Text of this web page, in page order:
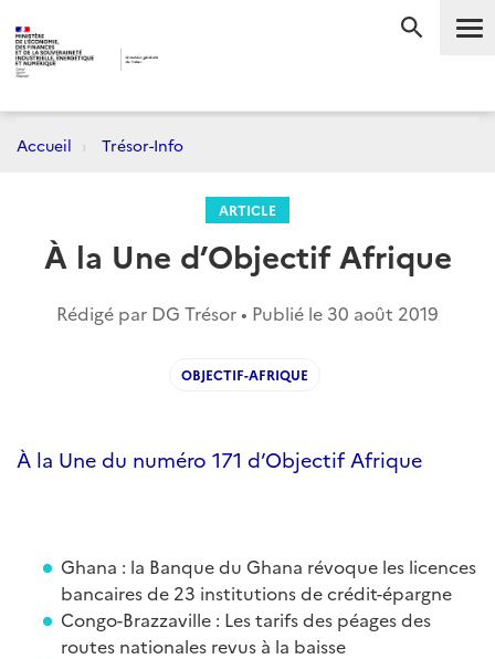
Accueil Trésor-Info
ARTICLE
À la Une d’Objectif Afrique
Rédigé par DG Trésor • Publié le 30 août 2019
OBJECTIF-AFRIQUE
À la Une du numéro 171 d’Objectif Afrique
Ghana : la Banque du Ghana révoque les licences
bancaires de 23 institutions de crédit-épargne
Congo-Brazzaville : Les tarifs des péages des
routes nationales revus à la baisse